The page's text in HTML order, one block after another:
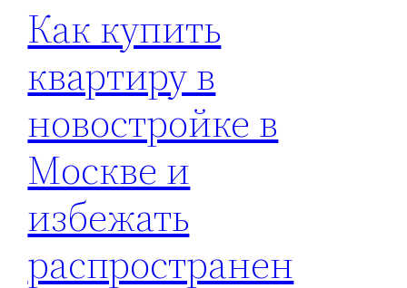
Как купить
квартиру в
новостройке в
Москве и
избежать
распространен